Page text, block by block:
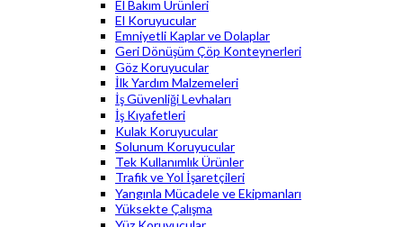
El Bakım Ürünleri
El Koruyucular
Emniyetli Kaplar ve Dolaplar
Geri Dönüşüm Çöp Konteynerleri
Göz Koruyucular
İlk Yardım Malzemeleri
İş Güvenliği Levhaları
İş Kıyafetleri
Kulak Koruyucular
Solunum Koruyucular
Tek Kullanımlık Ürünler
Trafik ve Yol İşaretçileri
Yangınla Mücadele ve Ekipmanları
Yüksekte Çalışma